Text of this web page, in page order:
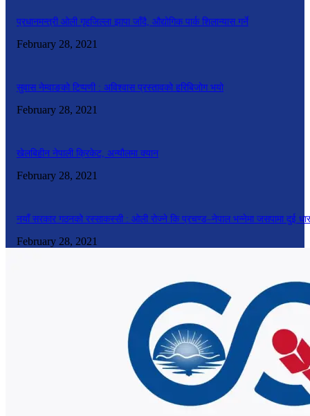
प्रधानमन्त्री ओली गृहजिल्ला झापा जाँदै, औद्योगिक पार्क शिलान्यास गर्ने
February 28, 2021
सुवास नेम्वाङको टिप्पणी : अविश्वास प्रस्तावको हरिबिजोग भयो
February 28, 2021
खेलबिहीन नेपाली क्रिकेट, अन्यौलमा क्यान
February 28, 2021
नयाँ सरकार गठनको रस्साकस्सी : ओली रोज्ने कि प्रचण्ड–नेपाल भन्नेमा जसपामा दुई धार
February 28, 2021